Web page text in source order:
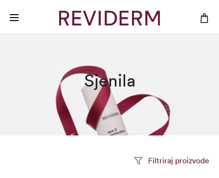
Sjenila
Filtriraj proizvode